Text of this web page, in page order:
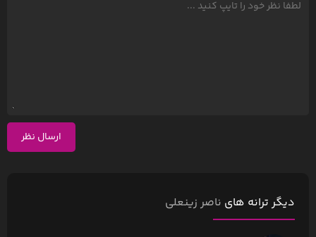
ارسال نظر
دیگر ترانه های ناصر زینعلی